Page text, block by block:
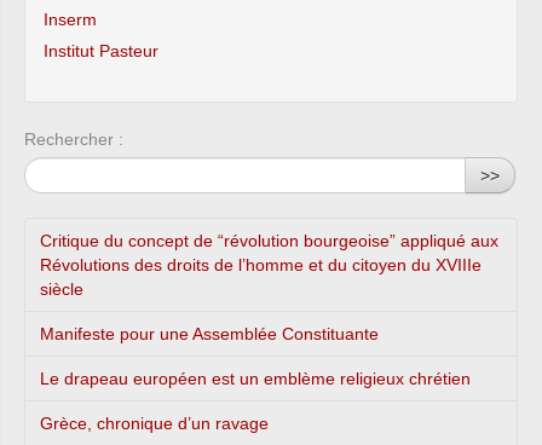
Inserm
Institut Pasteur
Rechercher :
>>
Critique du concept de “révolution bourgeoise” appliqué aux
Révolutions des droits de l’homme et du citoyen du XVIIIe
siècle
Manifeste pour une Assemblée Constituante
Le drapeau européen est un emblème religieux chrétien
Grèce, chronique d’un ravage